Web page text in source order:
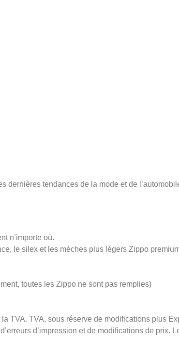
tendances de la mode et de
n’importe où.
le silex et les mèches plus légers Zippo
toutes les Zippo ne sont pas remplies)
TVA. TVA, sous réserve de modifications plus
d’impression et de modifications de prix.